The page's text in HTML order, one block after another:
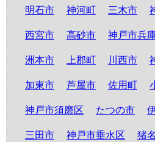
明石市 神河町 三木市
西宮市 高砂市 神戸市兵
洲本市 上郡町 川西市
加東市 芦屋市 佐用町
神戸市須磨区 たつの市
三田市 神戸市垂水区 猪